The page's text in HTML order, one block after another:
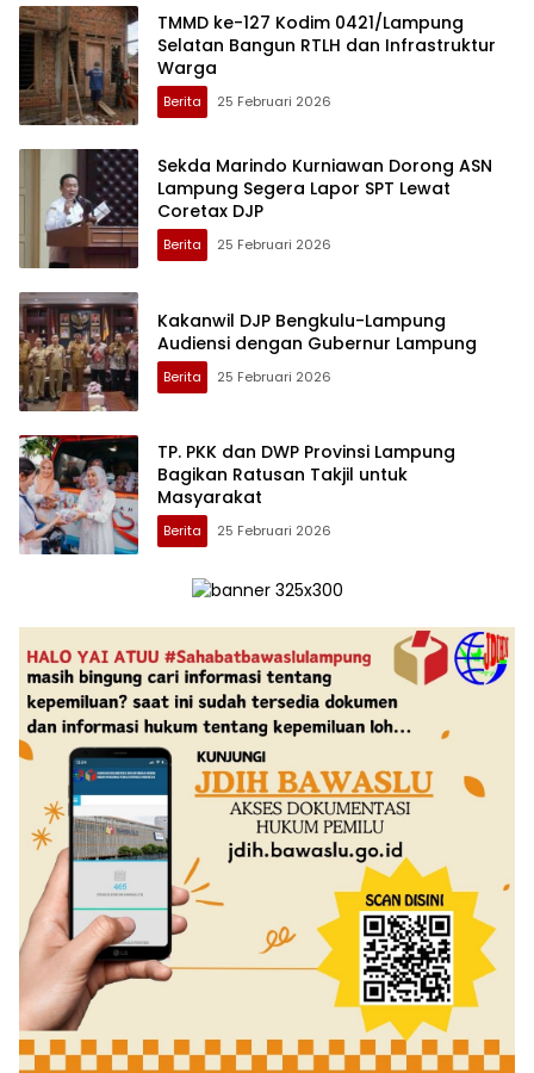
TMMD ke-127 Kodim 0421/Lampung
Selatan Bangun RTLH dan Infrastruktur
Warga
Berita 25 Februari 2026
Sekda Marindo Kurniawan Dorong ASN
Lampung Segera Lapor SPT Lewat
Coretax DJP
Berita 25 Februari 2026
Kakanwil DJP Bengkulu-Lampung
Audiensi dengan Gubernur Lampung
Berita 25 Februari 2026
TP. PKK dan DWP Provinsi Lampung
Bagikan Ratusan Takjil untuk
Masyarakat
Berita 25 Februari 2026